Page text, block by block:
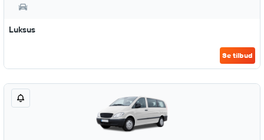
Luksus
Se tilbud